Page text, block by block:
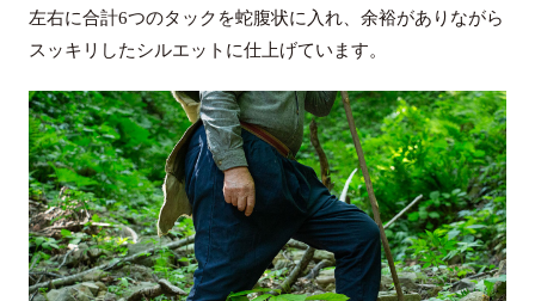
左右に合計6つのタックを蛇腹状に入れ、余裕がありながら
スッキリしたシルエットに仕上げています。